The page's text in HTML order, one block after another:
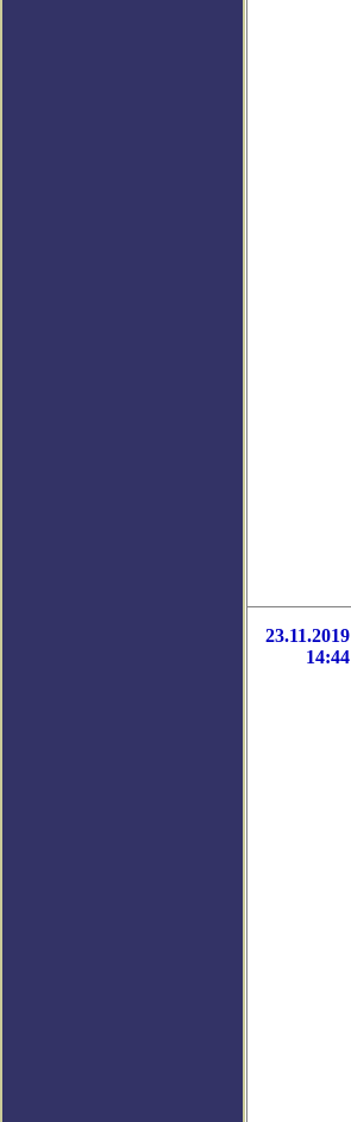
23.11.2019
14:44